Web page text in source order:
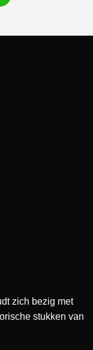
zich bezig met
stukken van